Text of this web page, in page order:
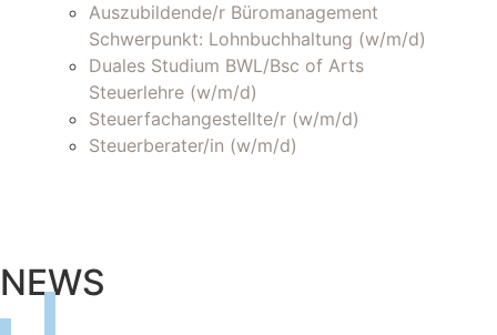
Auszubildende/r Büromanagement
Schwerpunkt: Lohnbuchhaltung (w/m/d)
Duales Studium BWL/Bsc of Arts
Steuerlehre (w/m/d)
Steuerfachangestellte/r (w/m/d)
Steuerberater/in (w/m/d)
NEWS